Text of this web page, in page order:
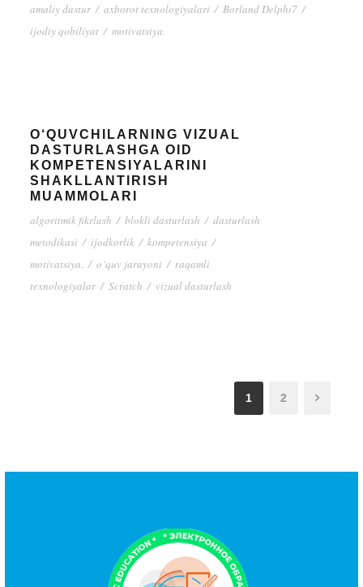
amaliy dastur / axborot texnologiyalari / Borland Delphi7 /
ijodiy qobiliyat / motivatsiya.
O‘QUVCHILARNING VIZUAL
DASTURLASHGA OID
KOMPETENSIYALARINI
SHAKLLANTIRISH
MUAMMOLARI
algoritmik fikrlash / blokli dasturlash / dasturlash
metodikasi / ijodkorlik / kompetensiya /
motivatsiya. / o‘quv jarayoni / raqamli
texnologiyalar / Scratch / vizual dasturlash
1 2